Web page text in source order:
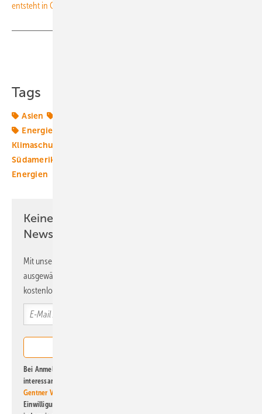
entsteht in Cuxhaven
Tags
Asien
Energiemarkt
Klimaschutzziele
Südamerika
Energien
Keine Zeit? Kein Problem mit dem ERE
Newsletter!
Mit unserem Newsletter erhalten Sie regelmäßig von uns
ausgewählte Informationen und Neuigkeiten, gebündelt und
kostenlos direkt ins Postfach.
Bei Anmeldung zu diesem Newsletter bin ich damit einverstanden, über
interessante Verlags- und Online-Angebote
Gentner Verlag GmbH & Co. KG
Einwilligung kann ich jederzeit widerrufen und eine Abmeldung ist